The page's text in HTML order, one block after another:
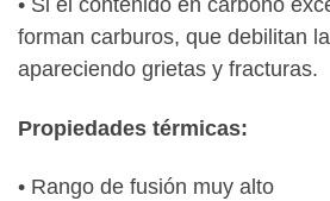
• Si el contenido en carbono
forman carburos, que debilitan
apareciendo grietas y fracturas.
Propiedades térmicas:
• Rango de fusión muy alto